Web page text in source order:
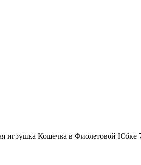
игрушка Кошечка в Фиолетовой Юбке